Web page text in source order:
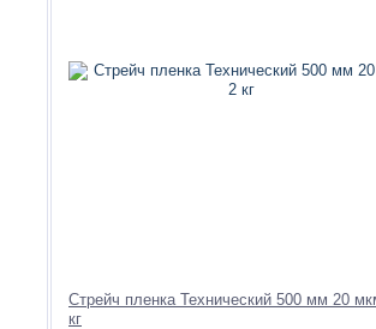
Стрейч пленка Технический 500 мм 20
кг